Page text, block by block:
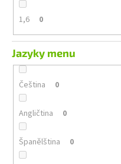
1,6 0
Jazyky menu
Čeština 0
Angličtina 0
Španělština 0